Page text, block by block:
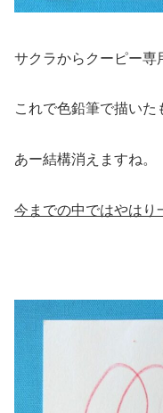
サクラからクーピー専
これで色鉛筆で描いた
あー結構消えますね。
今までの中ではやはり